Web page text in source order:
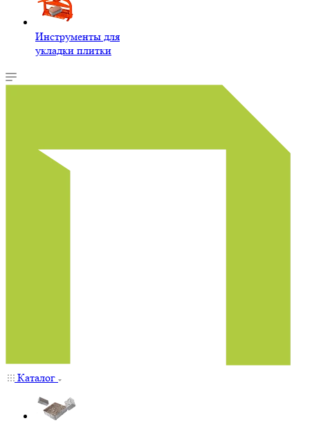
Инструменты для
укладки плитки
Каталог